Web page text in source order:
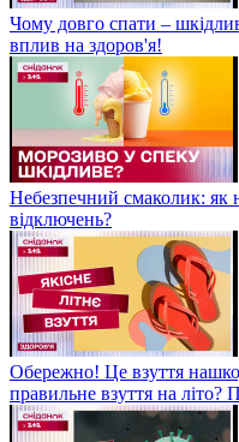
Чому довго спати –
вплив на здоров'я!
Небезпечний смаколик: як
відключень?
Обережно! Це взуття
правильне взуття на літо?